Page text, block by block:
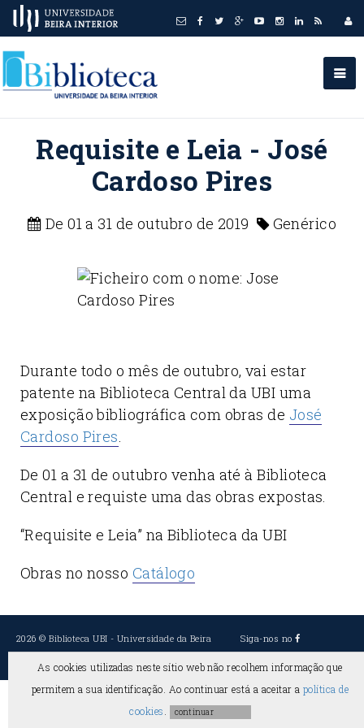
Requisite e Leia - José
Cardoso Pires
De 01 a 31 de outubro de 2019 Genérico
Durante todo o mês de outubro, vai estar
patente na Biblioteca Central da UBI uma
exposição bibliográfica com obras de José
Cardoso Pires.
De 01 a 31 de outubro venha até à Biblioteca
Central e requiste uma das obras expostas.
“Requisite e Leia” na Biblioteca da UBI
Obras no nosso Catálogo
As cookies utilizadas neste sítio web não recolhem informação que
permitem a sua identificação. Ao continuar está a aceitar apolítica de
cookies
Siga-nos no
2026 ©Biblioteca UBI - Universidade da Beira
Interior